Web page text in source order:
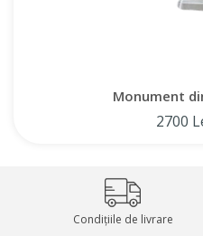
asemenea, oferim servicii de
perpetuarea memoriei celor
Monument
2700
Condițiile de livrare